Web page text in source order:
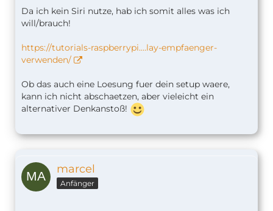
Da ich kein Siri nutze, hab ich somit alles was ich
will/brauch!
https://tutorials-raspberrypi.…lay-empfaenger-
verwenden/
Ob das auch eine Loesung fuer dein setup waere,
kann ich nicht abschaetzen, aber vieleicht ein
alternativer Denkanstoß!
marcel
Anfänger